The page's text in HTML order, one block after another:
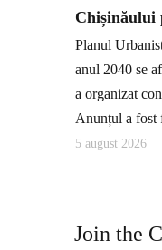
Planul
anul 2040 se
a organizat
Anunțul a fost
5 august 2026
Join the